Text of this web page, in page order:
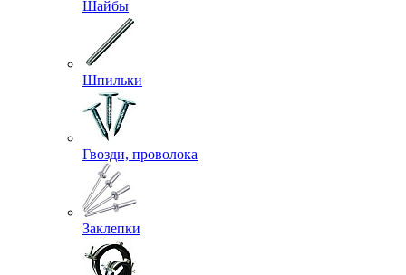
Шайбы
Шпильки
Гвозди, проволока
Заклепки